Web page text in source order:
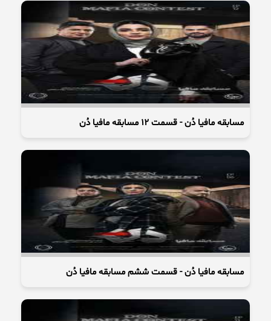
مسابقه مافیا دُن - قسمت 12 مسابقه مافیا دُن
مسابقه مافیا دُن - قسمت ششم مسابقه مافیا دُن